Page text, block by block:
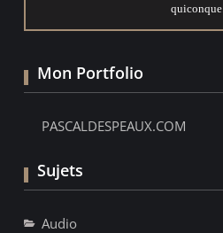
quiconque.
Mon Portfolio
PASCALDESPEAUX.COM
Sujets
Audio